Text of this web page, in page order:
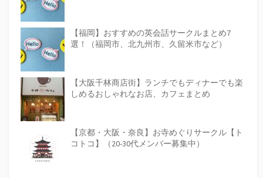
【福岡】おすすめの英会話サークルまとめ7
選！（福岡市、北九州市、久留米市など）
【大阪千林商店街】ランチでもディナーでも楽
しめるおしゃれなお店、カフェまとめ
【京都・大阪・奈良】お寺めぐりサークル【ト
コトコ】（20-30代メンバー募集中）